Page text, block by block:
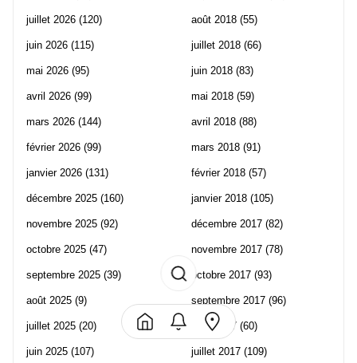
juillet 2026 (120)
juin 2026 (115)
mai 2026 (95)
avril 2026 (99)
mars 2026 (144)
février 2026 (99)
janvier 2026 (131)
décembre 2025 (160)
novembre 2025 (92)
octobre 2025 (47)
septembre 2025 (39)
août 2025 (9)
juillet 2025 (20)
juin 2025 (107)
août 2018 (55)
juillet 2018 (66)
juin 2018 (83)
mai 2018 (59)
avril 2018 (88)
mars 2018 (91)
février 2018 (57)
janvier 2018 (105)
décembre 2017 (82)
novembre 2017 (78)
octobre 2017 (93)
septembre 2017 (96)
août 2017 (60)
juillet 2017 (109)